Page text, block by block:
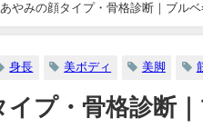
やみの顔タイプ・骨格診断｜ブル
身長 美ボディ 美脚
イプ・骨格診断